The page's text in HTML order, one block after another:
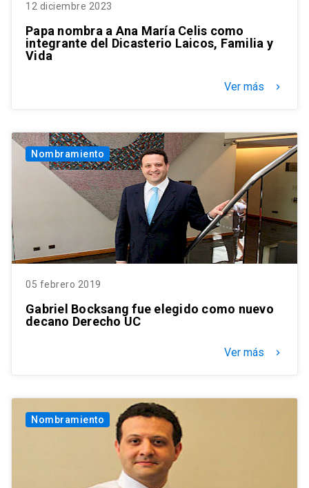
12 diciembre 2023
Papa nombra a Ana María Celis como
integrante del Dicasterio Laicos, Familia y
Vida
Ver más keyboard_arrow_right
Nombramiento
05 febrero 2019
Gabriel Bocksang fue elegido como nuevo
decano Derecho UC
Ver más keyboard_arrow_right
Nombramiento